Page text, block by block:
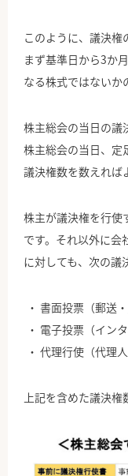
このように、議決権
まず基準日から3か
なる株式ではないか
株主総会の当日の議
株主総会の当日、定
議決権数を数えれば
株主が議決権を行使
です。それ以外に会
に対しても、次の議
書面投票（郵送・
電子投票（イン
代理行使（代理
上記を含めた議決権